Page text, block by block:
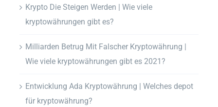
Krypto Die Steigen Werden | Wie viele
kryptowährungen gibt es?
Milliarden Betrug Mit Falscher Kryptowährung |
Wie viele kryptowährungen gibt es 2021?
Entwicklung Ada Kryptowährung | Welches depot
für kryptowährung?